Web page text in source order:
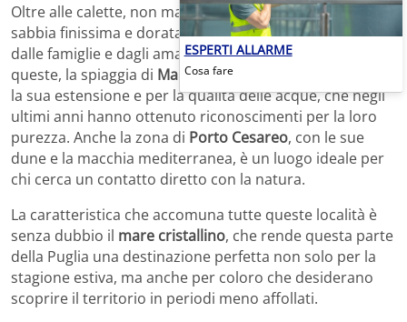
Oltre alle calette, non mancanospiagge ampiecon
sabbia finissima e dorata, particolarmente apprezzate
dalle famiglie e dagli amanti degli sport acquatici. Tra
queste, la spiaggia di Marina di Pulsano
la sua estensione e per la qualità delle acque, che negli
ultimi anni hanno ottenuto riconoscimenti per la loro
purezza. Anche la zona di Porto Cesareo, con le sue
dune e la macchia mediterranea, è un luogo ideale per
chi cerca un contatto diretto con la natura.
La caratteristica che accomuna tutte queste località è
senza dubbio il mare cristallino, che rende questa parte
della Puglia una destinazione perfetta non solo per la
stagione estiva, ma anche per coloro che desiderano
scoprire il territorio in periodi meno affollati.
ESPERTI ALLARME
Cosa fare